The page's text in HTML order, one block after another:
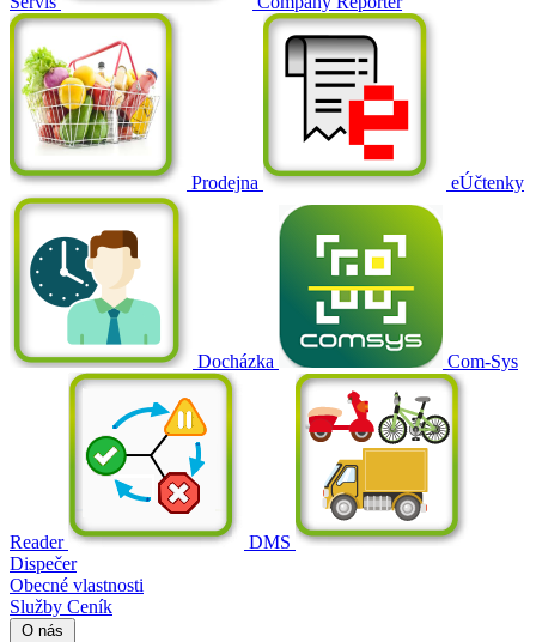
Prodejna eÚčtenky
Docházka Com-Sys
Reader
DMS
Dispečer
Obecné vlastnosti
Služby Ceník
O nás